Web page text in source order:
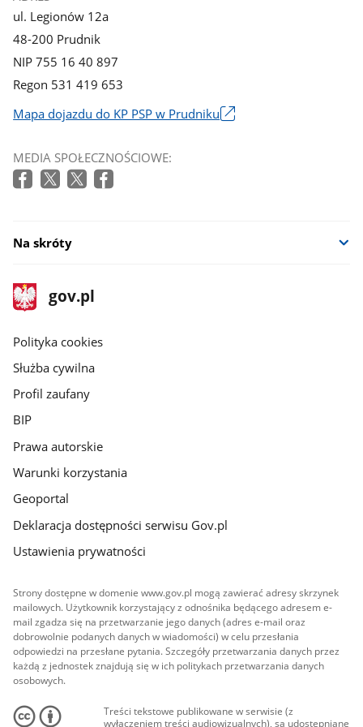
ul. Legionów 12a
48-200 Prudnik
NIP 755 16 40 897
Regon 531 419 653
Mapa dojazdu do KP PSP w Prudniku
się
w
MEDIA SPOŁECZNOŚCIOWE:
Na skróty
stopka
gov.pl
Strona
gov.pl
gov.pl
Polityka cookies
Służba cywilna
Profil zaufany
BIP
Prawa autorskie
Warunki korzystania
Geoportal
Deklaracja dostępności serwisu Gov.pl
Ustawienia prywatności
Strony dostępne w domenie www.gov.pl mogą zawierać adresy skrzynek
mailowych. Użytkownik korzystający z odnośnika będącego adresem e-
mail zgadza się na przetwarzanie jego danych (adres e-mail oraz
dobrowolnie podanych danych w wiadomości) w celu przesłania
odpowiedzi na przesłane pytania. Szczegóły przetwarzania danych przez
każdą z jednostek znajdują się w ich politykach przetwarzania danych
osobowych.
Treści tekstowe publikowane w serwisie (z
wyłączeniem treści audiowizualnych), są udostępniane